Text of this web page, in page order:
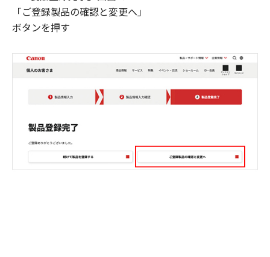
「ご登録製品の確認と変更へ」
ボタンを押す